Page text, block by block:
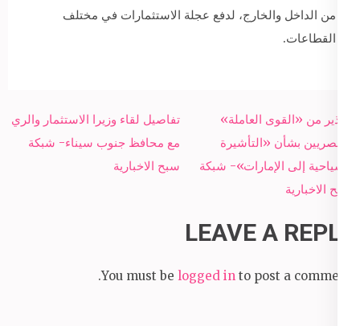
من الداخل والخارج، لدفع عجلة الاستثمارات في مختلف
القطاعات.
Post
navigation
تفاصيل لقاء وزيرا الاستثمار والري
مع محافظ جنوب سيناء- شبكة
سبح الاخبارية
تحذير من «القوى العاملة»
للمصريين بشأن «التأشيرة
السياحية إلى الإمارات»- شبكة
سبح الاخبارية
LEAVE A REPLY
You must be logged in to post a comment.